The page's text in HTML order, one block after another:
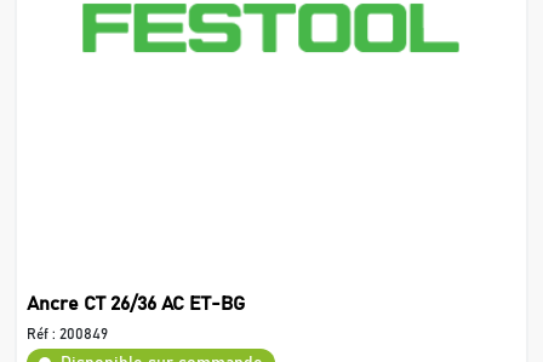
Ancre CT 26/36 AC ET-BG
Réf : 200849